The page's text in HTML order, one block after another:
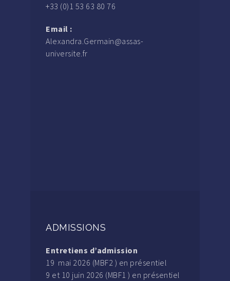
+33 (0)1 53 63 80 76
Email :
Alexandra.Germain@assas-
universite.fr
ADMISSIONS
Entretiens d’admission
19 mai 2026 (MBF2 ) en présentiel
9 et 10 juin 2026 (MBF1 ) en présentiel